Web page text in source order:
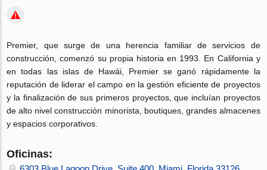
Premier, que surge de una herencia familiar de servicios de
construcción, comenzó su propia historia en 1993. En California y
en todas las islas de Hawái, Premier se ganó rápidamente la
reputación de liderar el campo en la gestión eficiente de proyectos
y la finalización de sus primeros proyectos, que incluían proyectos
de alto nivel construcción minorista, boutiques, grandes almacenes
y espacios corporativos.
Oficinas: